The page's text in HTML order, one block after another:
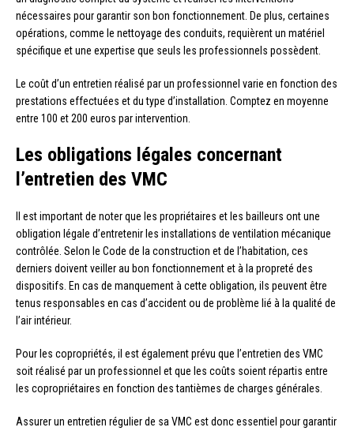
nécessaires pour garantir son bon fonctionnement. De plus, certaines
opérations, comme le nettoyage des conduits, requièrent un matériel
spécifique et une expertise que seuls les professionnels possèdent.
Le coût d’un entretien réalisé par un professionnel varie en fonction des
prestations effectuées et du type d’installation. Comptez en moyenne
entre 100 et 200 euros par intervention.
Les obligations légales concernant
l’entretien des VMC
Il est important de noter que les propriétaires et les bailleurs ont une
obligation légale d’entretenir les installations de ventilation mécanique
contrôlée. Selon le Code de la construction et de l’habitation, ces
derniers doivent veiller au bon fonctionnement et à la propreté des
dispositifs. En cas de manquement à cette obligation, ils peuvent être
tenus responsables en cas d’accident ou de problème lié à la qualité de
l’air intérieur.
Pour les copropriétés, il est également prévu que l’entretien des VMC
soit réalisé par un professionnel et que les coûts soient répartis entre
les copropriétaires en fonction des tantièmes de charges générales.
Assurer un entretien régulier de sa VMC est donc essentiel pour garantir